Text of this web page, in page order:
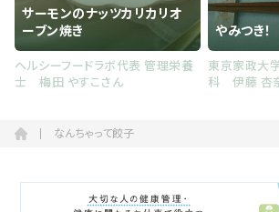
サーモンのナッツカリカリオ
ーブン焼き
ヘルシーフードラボ代表 管理栄養
士 梅田 やすこさん
やみつき
東京家政大
科 伊藤 杏
なんちゃって餃子